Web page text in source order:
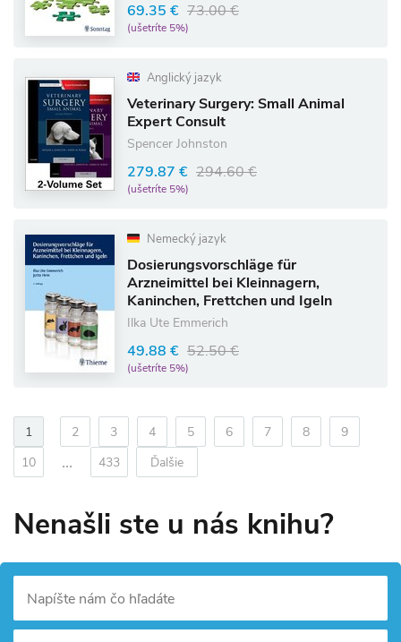
69.35 € 73.00 €
(ušetríte 5%)
Anglický jazyk
Veterinary Surgery: Small Animal
Expert Consult
Spencer Johnston
279.87 € 294.60 €
(ušetríte 5%)
Nemecký jazyk
Dosierungsvorschläge für
Arzneimittel bei Kleinnagern,
Kaninchen, Frettchen und Igeln
Ilka Ute Emmerich
49.88 € 52.50 €
(ušetríte 5%)
1 2 3 4 5 6 7 8
9
10
... 433 Ďalšie
Nenašli ste u nás knihu?
Napíšte nám čo hľadáte